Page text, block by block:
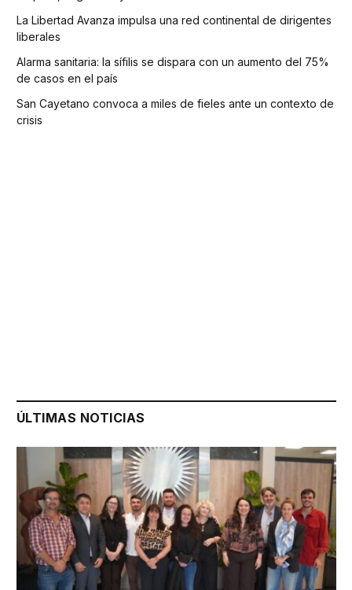
La Libertad Avanza impulsa una red continental de dirigentes
liberales
Alarma sanitaria: la sífilis se dispara con un aumento del 75%
de casos en el país
San Cayetano convoca a miles de fieles ante un contexto de
crisis
ÚLTIMAS NOTICIAS